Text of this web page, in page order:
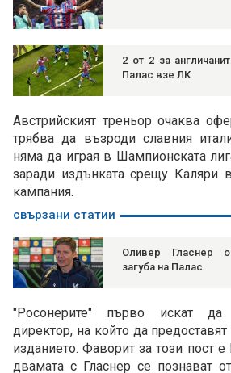
2 от 2 за
Палас взе ЛК
Австрийският треньор очаква
трябва да възроди славния
няма да играя в Шампионската
заради издънката срещу Каляри
кампания.
свързани статии
Оливер Гласнер
загуба на Палас
"Росонерите" първо искат да
директор, на който да
изданието. Фаворит за този пост
двамата с Гласнер се познават